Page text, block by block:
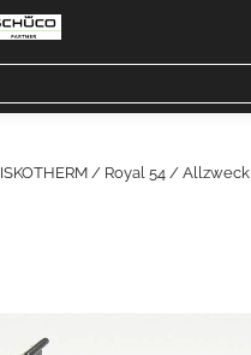
ISKOTHERM / Royal 54 / Allzweck